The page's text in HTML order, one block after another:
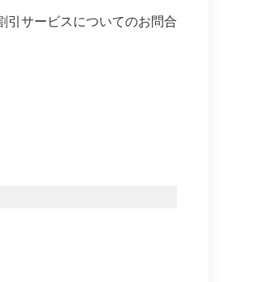
引サービスについてのお問合